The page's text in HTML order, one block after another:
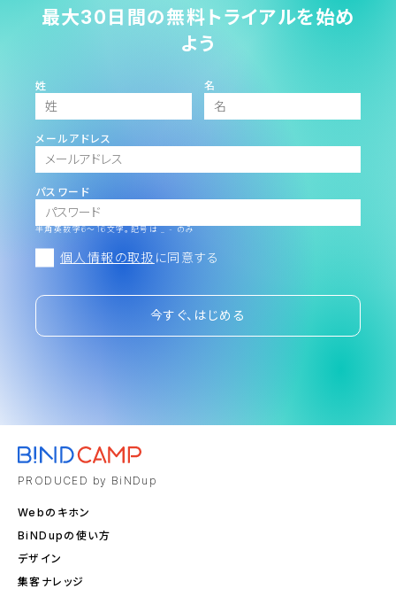
最大30日間の無料トライアルを始め
よう
姓 名
メールアドレス
パスワード
半角英数字6～16文字。記号は _ - のみ
個人情報の取扱 に同意する
今すぐ、はじめる
PRODUCED by BiNDup
Webのキホン
BiNDupの使い方
デザイン
集客ナレッジ